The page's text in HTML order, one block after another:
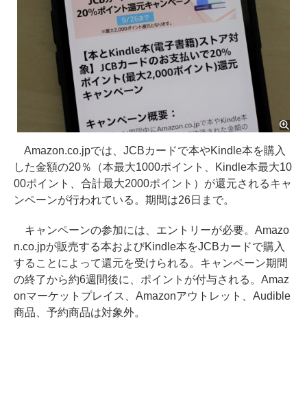
Amazon.co.jpでは、JCBカードで本やKindle本を購入
した金額の20％（本最大1000ポイント、Kindle本最大10
00ポイント、合計最大2000ポイント）が還元されるキャ
ンペーンが行われている。期間は26日まで。
キャンペーンの参加には、エントリーが必要。Amazo
n.co.jpが販売する本およびKindle本をJCBカードで購入
することによって還元を受けられる。キャンペーン期間
の終了から約6週間後に、ポイントが付与される。Amaz
onマーケットプレイス、Amazonアウトレット、Audible
商品、予約商品は対象外。